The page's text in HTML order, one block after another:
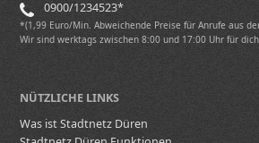
0900/1234523*
*(1,99 Euro/Min. Abweichende Preise für Anrufe aus
Wir sind werktags zwischen 8:00 und 17:00 Uhr für
NÜTZLICHE LINKS
Was ist Stadtnetz Düren